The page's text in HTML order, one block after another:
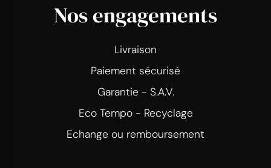
Nos engagements
Livraison
Paiement sécurisé
Garantie - S.A.V.
Eco Tempo - Recyclage
Echange ou remboursement